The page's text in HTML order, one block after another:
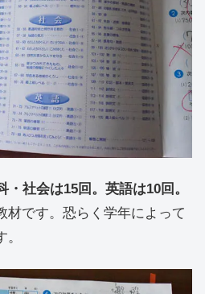
・社会は15回。英語は10回。
材です。恐らく学年によって